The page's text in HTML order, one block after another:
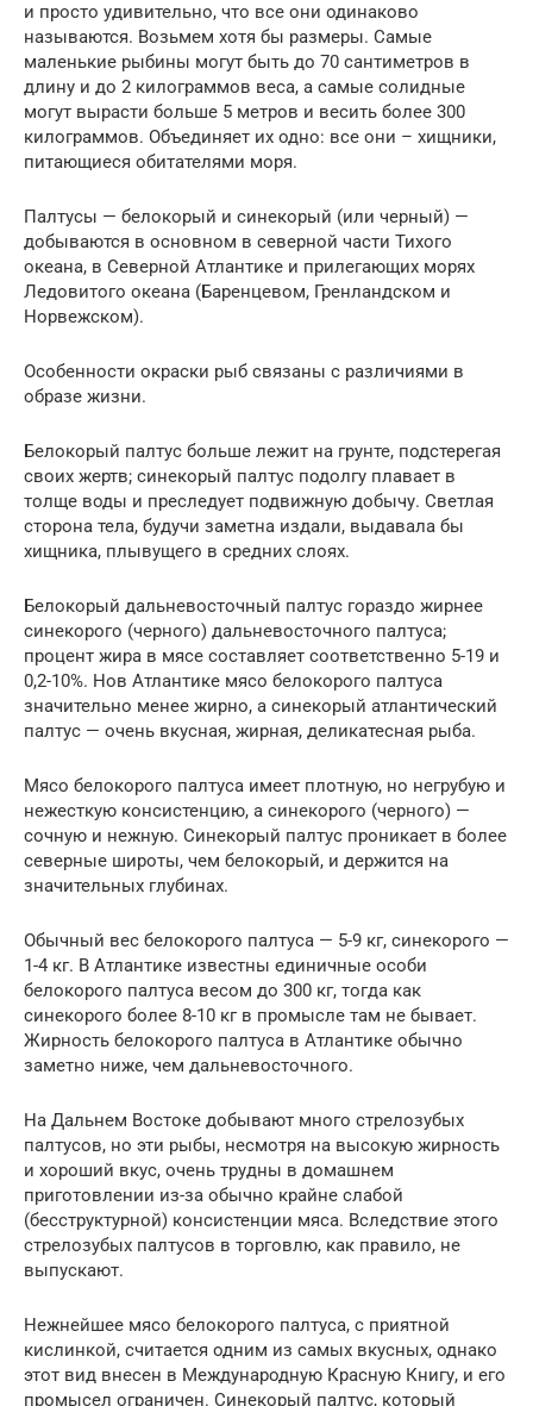
и просто удивительно, что все они одинаково
называются. Возьмем хотя бы размеры. Самые
маленькие рыбины могут быть до 70 сантиметров в
длину и до 2 килограммов веса, а самые солидные
могут вырасти больше 5 метров и весить более 300
килограммов. Объединяет их одно: все они – хищники,
питающиеся обитателями моря.
Палтусы — белокорый и синекорый (или черный) —
добываются в основном в северной части Тихого
океана, в Северной Атлантике и прилегающих морях
Ледовитого океана (Баренцевом, Гренландском и
Норвежском).
Особенности окраски рыб связаны с различиями в
образе жизни.
Белокорый палтус больше лежит на грунте, подстерегая
своих жертв; синекорый палтус подолгу плавает в
толще воды и преследует подвижную добычу. Светлая
сторона тела, будучи заметна издали, выдавала бы
хищника, плывущего в средних слоях.
Белокорый дальневосточный палтус гораздо жирнее
синекорого (черного) дальневосточного палтуса;
процент жира в мясе составляет соответственно 5-19 и
0,2-10%. Нов Атлантике мясо белокорого палтуса
значительно менее жирно, а синекорый атлантический
палтус — очень вкусная, жирная, деликатесная рыба.
Мясо белокорого палтуса имеет плотную, но негрубую и
нежесткую консистенцию, а синекорого (черного) —
сочную и нежную. Синекорый палтус проникает в более
северные широты, чем белокорый, и держится на
значительных глубинах.
Обычный вес белокорого палтуса — 5-9 кг, синекорого —
1-4 кг. В Атлантике известны единичные особи
белокорого палтуса весом до 300 кг, тогда как
синекорого более 8-10 кг в промысле там не бывает.
Жирность белокорого палтуса в Атлантике обычно
заметно ниже, чем дальневосточного.
На Дальнем Востоке добывают много стрелозубых
палтусов, но эти рыбы, несмотря на высокую жирность
и хороший вкус, очень трудны в домашнем
приготовлении из-за обычно крайне слабой
(бесструктурной) консистенции мяса. Вследствие этого
стрелозубых палтусов в торговлю, как правило, не
выпускают.
Нежнейшее мясо белокорого палтуса, с приятной
кислинкой, считается одним из самых вкусных, однако
этот вид внесен в Международную Красную Книгу, и его
промысел ограничен. Синекорый палтус, который